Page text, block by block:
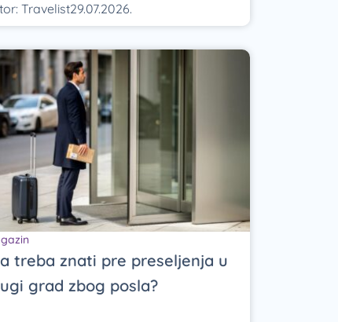
Travelist29.07.2026.
treba znati pre preseljenja u
grad zbog posla?